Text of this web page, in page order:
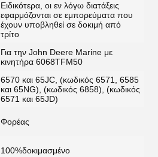
Ειδικότερα, οι εν λόγω διατάξεις
εφαρμόζονται σε εμπορεύματα που
έχουν υποβληθεί σε δοκιμή από
τρίτο
Για την John Deere Marine με
κινητήρα 6068TFM50
6570 και 65JC, (κωδικός 6571, 6585
και 65NG), (κωδικός 6858), (κωδικός
6571 και 65JD)
Φορέας
100%δοκιμασμένο